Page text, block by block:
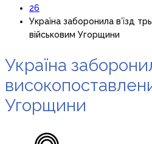
26
Україна заборонила в’їзд
військовим Угорщини
Україна
Угорщини